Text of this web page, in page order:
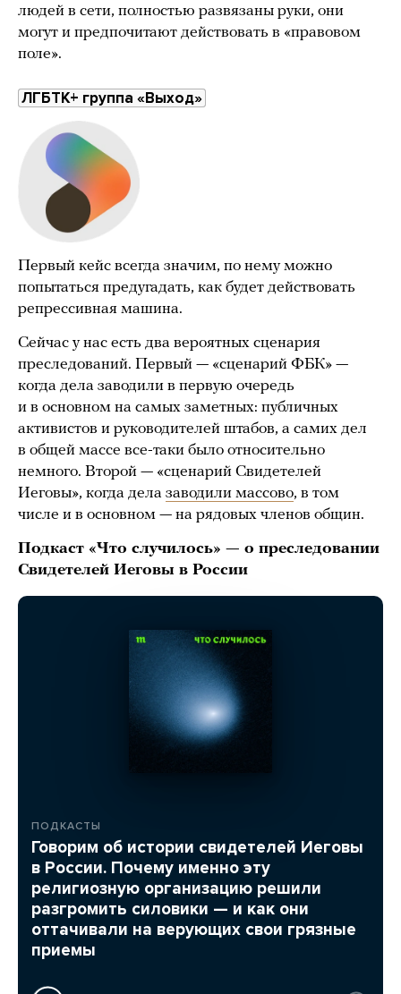
людей в сети, полностью развязаны руки, они
могут и предпочитают действовать в «правовом
поле».
ЛГБТК+ группа «Выход»
Первый кейс всегда значим, по нему можно
попытаться предугадать, как будет действовать
репрессивная машина.
Сейчас у нас есть два вероятных сценария
преследований. Первый — «сценарий ФБК» —
когда дела заводили в первую очередь
и в основном на самых заметных: публичных
активистов и руководителей штабов, а самих дел
в общей массе все-таки было относительно
немного. Второй — «сценарий Свидетелей
Иеговы», когда дела заводили массово, в том
числе и в основном — на рядовых членов общин.
Подкаст «Что случилось» — о преследовании
Свидетелей Иеговы в России
ПОДКАСТЫ
Говорим об истории свидетелей Иеговы
в России. Почему именно эту
религиозную организацию решили
разгромить силовики — и как они
оттачивали на верующих свои грязные
приемы